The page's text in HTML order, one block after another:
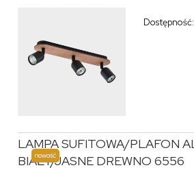
Dostępność:
LAMPA SUFITOWA/PLAFON
BIAŁY/JASNE DREWNO 6556
nowość